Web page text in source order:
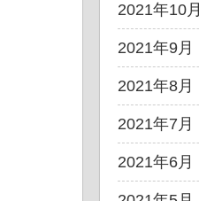
2021年10月
2021年9月
2021年8月
2021年7月
2021年6月